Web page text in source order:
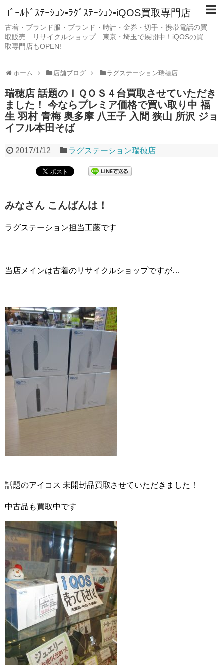
ｺﾞｰﾙﾄﾞｽﾃｰｼｮﾝ•ﾗｸﾞｽﾃｰｼｮﾝ•iQOS買取専門店
古着・ブランド服・ブランド・時計・金券・切手・携帯電話の買
取販売 リサイクルショップ 東京・埼玉で展開中！iQOSの買
取専門店もOPEN!
ホーム 店舗ブログ ラグステーション瑞穂店
瑞穂店 話題のＩＱＯＳ４台買取させていただき
ました！ 今ならプレミア価格で買い取り中 福
生 羽村 青梅 奥多摩 八王子 入間 狭山 所沢 ジョ
イフル本田そば
2017/1/12 ラグステーション瑞穂店
みなさん こんばんは！
ラグステーション担当工藤です
当店メインは古着のリサイクルショップですが…
話題のアイコス 未開封品買取させていただきました！
中古品も買取中です